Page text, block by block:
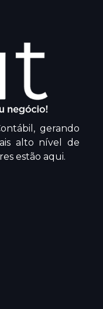
gerando
alto nível de
estão aqui.